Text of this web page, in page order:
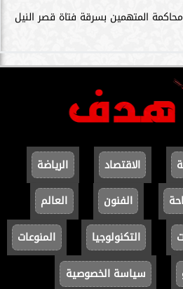
المتهمين بسرقة فتاة قصر النيل
الاقتصاد
الرياضة
الفنون
العالم
التكنولوجيا
المنوعات
سياسة الخصوصية